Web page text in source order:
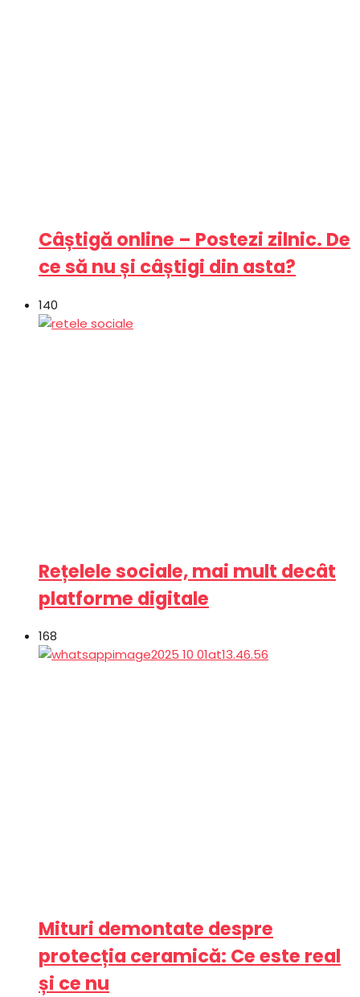
Câștigă online – Postezi zilnic. De
ce să nu și câștigi din asta?
140
Rețelele sociale, mai mult decât
platforme digitale
168
Mituri demontate despre
protecția ceramică: Ce este real
și ce nu